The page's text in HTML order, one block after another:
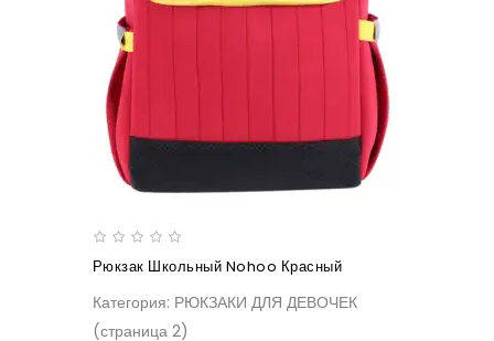
Рюкзак Школьный Nohoo Красный
Категория: РЮКЗАКИ ДЛЯ ДЕВОЧЕК
(страница 2)